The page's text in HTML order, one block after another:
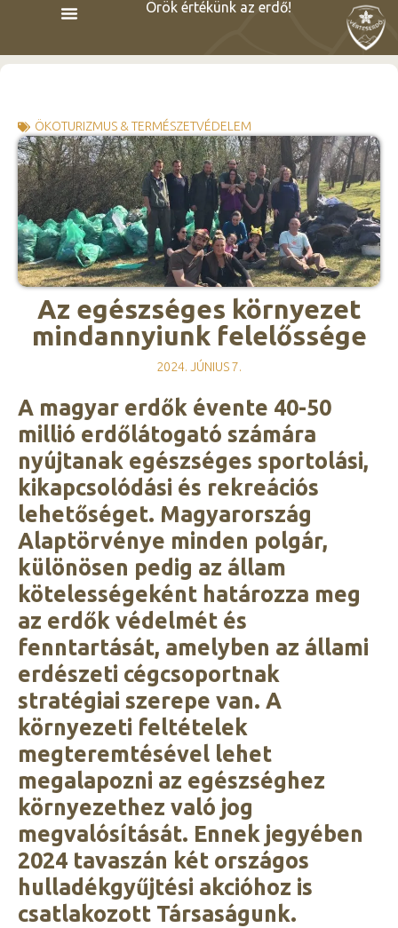
Örök értékünk az erdő!
ÖKOTURIZMUS & TERMÉSZETVÉDELEM
Az egészséges környezet
mindannyiunk felelőssége
2024. JÚNIUS 7.
A magyar erdők évente 40-50
millió erdőlátogató számára
nyújtanak egészséges sportolási,
kikapcsolódási és rekreációs
lehetőséget. Magyarország
Alaptörvénye minden polgár,
különösen pedig az állam
kötelességeként határozza meg
az erdők védelmét és
fenntartását, amelyben az állami
erdészeti cégcsoportnak
stratégiai szerepe van. A
környezeti feltételek
megteremtésével lehet
megalapozni az egészséghez
környezethez való jog
megvalósítását. Ennek jegyében
2024 tavaszán két országos
hulladékgyűjtési akcióhoz is
csatlakozott Társaságunk.